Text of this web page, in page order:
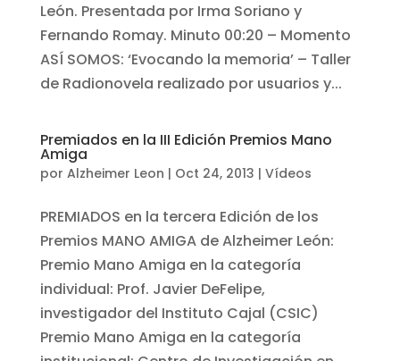
León. Presentada por Irma Soriano y
Fernando Romay. Minuto 00:20 – Momento
ASÍ SOMOS: ‘Evocando la memoria’ – Taller
de Radionovela realizado por usuarios y...
Premiados en la III Edición Premios Mano
Amiga
por Alzheimer Leon | Oct 24, 2013 | Vídeos
PREMIADOS en la tercera Edición de los
Premios MANO AMIGA de Alzheimer León:
Premio Mano Amiga en la categoría
individual: Prof. Javier DeFelipe,
investigador del Instituto Cajal (CSIC)
Premio Mano Amiga en la categoría